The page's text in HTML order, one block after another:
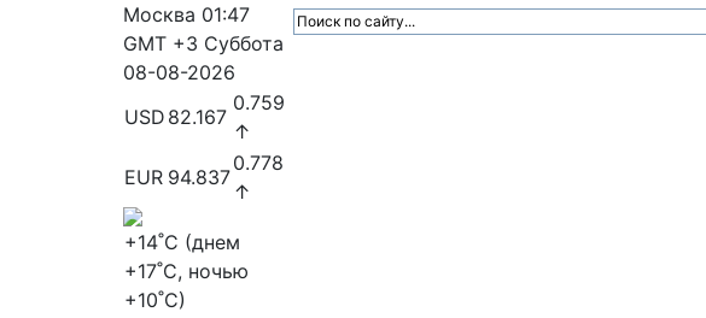
Москва 01:47
GMT +3 Суббота
08-08-2026
USD 82.167
0.759
↑
EUR 94.837
0.778
↑
+14˚C (днем
+17˚C, ночью
+10˚C)